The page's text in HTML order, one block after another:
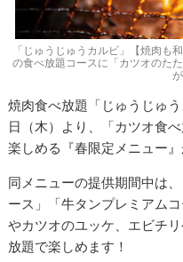
「じゅうじゅうカルビ」【焼肉も
の食べ放題コースに「カツオのた
焼肉食べ放題「じゅうじゅ
日（木）より、「カツオ食
楽しめる『春限定メニュー』
同メニューの提供期間中は
ース」「牛タンプレミアム
やカツオのユッケ、エビチ
放題で楽しめます！